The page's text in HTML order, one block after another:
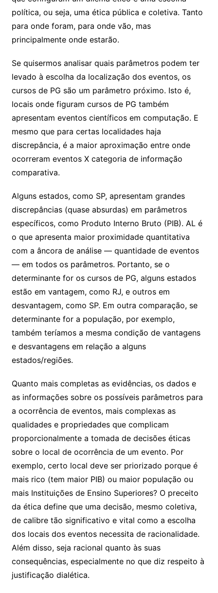
política, ou seja, uma ética pública e coletiva. Tanto
para onde foram, para onde vão, mas
principalmente onde estarão.
Se quisermos analisar quais parâmetros podem ter
levado à escolha da localização dos eventos, os
cursos de PG são um parâmetro próximo. Isto é,
locais onde figuram cursos de PG também
apresentam eventos científicos em computação. E
mesmo que para certas localidades haja
discrepância, é a maior aproximação entre onde
ocorreram eventos X categoria de informação
comparativa.
Alguns estados, como SP, apresentam grandes
discrepâncias (quase absurdas) em parâmetros
específicos, como Produto Interno Bruto (PIB). AL é
o que apresenta maior proximidade quantitativa
com a âncora de análise — quantidade de eventos
— em todos os parâmetros. Portanto, se o
determinante for os cursos de PG, alguns estados
estão em vantagem, como RJ, e outros em
desvantagem, como SP. Em outra comparação, se
determinante for a população, por exemplo,
também teríamos a mesma condição de vantagens
e desvantagens em relação a alguns
estados/regiões.
Quanto mais completas as evidências, os dados e
as informações sobre os possíveis parâmetros para
a ocorrência de eventos, mais complexas as
qualidades e propriedades que complicam
proporcionalmente a tomada de decisões éticas
sobre o local de ocorrência de um evento. Por
exemplo, certo local deve ser priorizado porque é
mais rico (tem maior PIB) ou maior população ou
mais Instituições de Ensino Superiores? O preceito
da ética define que uma decisão, mesmo coletiva,
de calibre tão significativo e vital como a escolha
dos locais dos eventos necessita de racionalidade.
Além disso, seja racional quanto às suas
consequências, especialmente no que diz respeito à
justificação dialética.